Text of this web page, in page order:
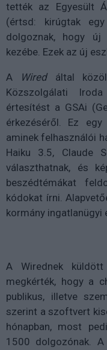
tették az Egyesült
(értsd: kirúgtak
dolgoznak, hogy új
kezébe. Ezek az új
A Wiredáltal
Közszolgálati
értesítést a GSAi
érkezéséről. Ez
aminek felhasználói
Haiku 3.5, Claude
választhatnak, és
beszédtémákat
kódokat írni.
kormány ingatlanügyi
A Wirednek
megkérték, hogy a
publikus, illetve
szerint a szoftvert
hónapban, most
1500 dolgozónak.